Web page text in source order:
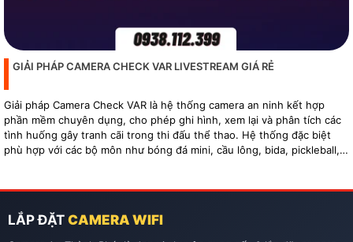
GIẢI PHÁP CAMERA CHECK VAR LIVESTREAM GIÁ RẺ
Giải pháp Camera Check VAR là hệ thống camera an ninh kết hợp
phần mềm chuyên dụng, cho phép ghi hình, xem lại và phân tích các
tình huống gây tranh cãi trong thi đấu thể thao. Hệ thống đặc biệt
phù hợp với các bộ môn như bóng đá mini, cầu lông, bida, pickleball,
LẮP ĐẶT CAMERA WIFI